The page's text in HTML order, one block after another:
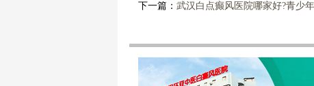
下一篇： 武汉白点癫风医院哪家好?青少